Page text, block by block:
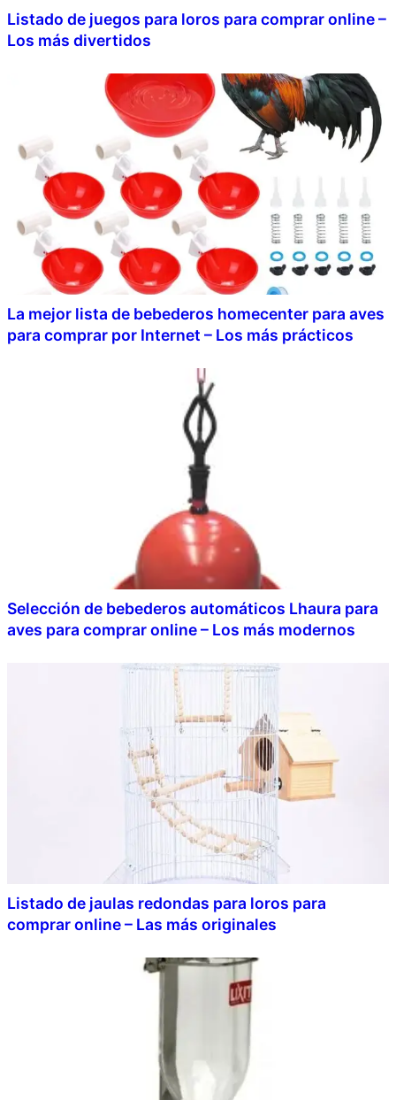
Listado de juegos para loros para comprar online –
Los más divertidos
La mejor lista de bebederos homecenter para aves
para comprar por Internet – Los más prácticos
Selección de bebederos automáticos Lhaura para
aves para comprar online – Los más modernos
Listado de jaulas redondas para loros para
comprar online – Las más originales